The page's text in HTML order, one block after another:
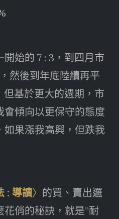
始的 7 : 3，到四月市
然後到年底陸續再平
但基於更大的週期，市
會傾向以更保守的態度
如果漲我高興，但跌我
: 導讀〉 的買、賣出邏
俏的秘訣，就是”耐